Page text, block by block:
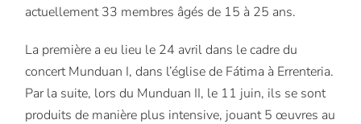
actuellement 33 membres âgés de 15 à 25 ans.
La première a eu lieu le 24 avril dans le cadre du
concert Munduan I, dans l’église de Fátima à Errenteria.
Par la suite, lors du Munduan II, le 11 juin, ils se sont
produits de manière plus intensive, jouant 5 œuvres au